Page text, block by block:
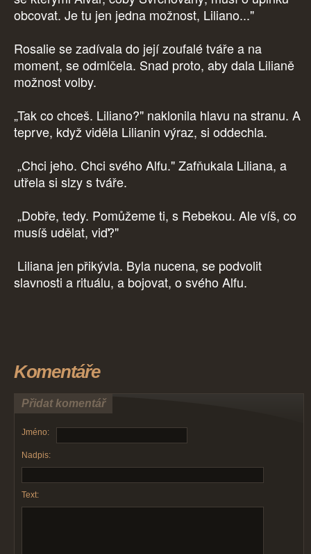
obcovat. Je tu jen jedna možnost, Liliano..."
Rosalie se zadívala do její zoufalé tváře a na
moment, se odmlčela. Snad proto, aby dala Lilianě
možnost volby.
„Tak co chceš. Liliano?" naklonila hlavu na stranu. A
teprve, když viděla Lilianin výraz, si oddechla.
„Chci jeho. Chci svého Alfu." Zafňukala Liliana, a
utřela si slzy s tváře.
„Dobře, tedy. Pomůžeme ti, s Rebekou. Ale víš, co
musíš udělat, viď?"
Liliana jen přikývla. Byla nucena, se podvolit
slavnosti a rituálu, a bojovat, o svého Alfu.
Komentáře
Přidat komentář
Jméno:
Nadpis:
Text: